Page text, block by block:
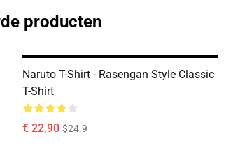
producten
Naruto T-Shirt - Rasengan Style Classic
T-Shirt
€ 22,90 $24.9